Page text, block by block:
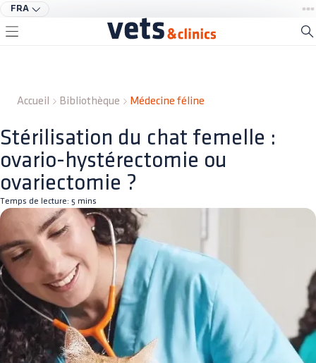
FRA
Accueil Bibliothèque Médecine féline
Stérilisation du chat femelle :
ovario-hystérectomie ou
ovariectomie ?
Temps de lecture: 5 mins